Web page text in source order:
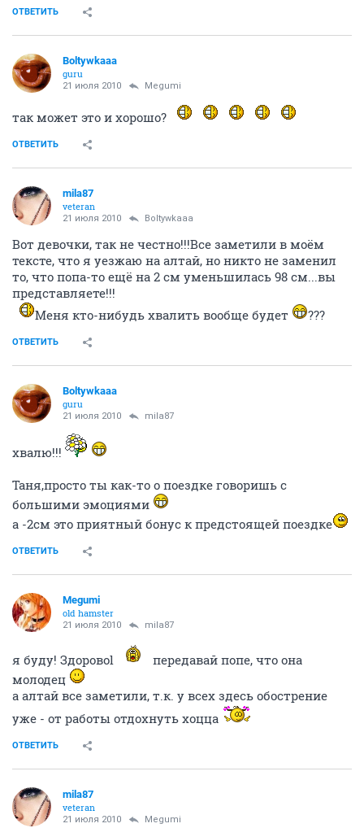
ОТВЕТИТЬ
Boltywkaaa
guru
21 июля 2010 Megumi
так может это и хорошо?
ОТВЕТИТЬ
mila87
veteran
21 июля 2010 Boltywkaaa
Вот девочки, так не честно!!!Все заметили в моём
тексте, что я уезжаю на алтай, но никто не заменил
то, что попа-то ещё на 2 см уменьшилась 98 см...вы
представляете!!!
Меня кто-нибудь хвалить вообще будет
???
ОТВЕТИТЬ
Boltywkaaa
guru
21 июля 2010 mila87
хвалю!!!
Таня,просто ты как-то о поездке говоришь с
большими эмоциями
а -2см это приятный бонус к предстоящей поездке
ОТВЕТИТЬ
Megumi
old hamster
21 июля 2010 mila87
я буду! Здоровоl
передавай попе, что она
молодец
а алтай все заметили, т.к. у всех здесь обострение
уже - от работы отдохнуть хоцца
ОТВЕТИТЬ
mila87
veteran
21 июля 2010 Megumi